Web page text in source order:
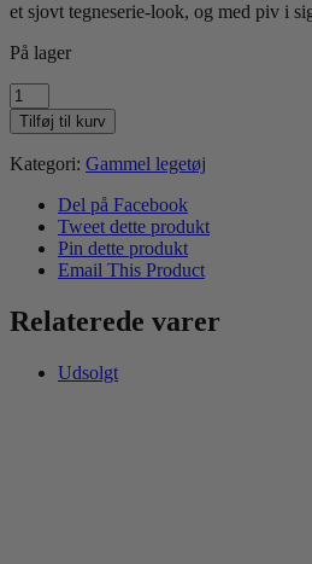
et sjovt tegneserie-look, og med piv i
På lager
AFP
Bouncy
Puffer
antal
Tilføj til kurv
Kategori: Gammel legetøj
Del på Facebook
Tweet dette produkt
Pin dette produkt
Email This Product
Relaterede varer
Udsolgt